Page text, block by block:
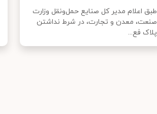
طبق اعلام مدیر کل صنایع حمل‌ونقل وزارت
صنعت، معدن و تجارت، در شرط نداشتن
پلاک فع...